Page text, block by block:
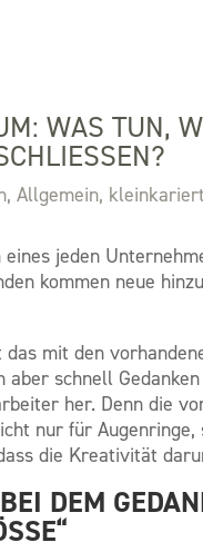
WAS TUN,
,Allgemein, kleinkariert
jeden
kommen neue
mit den
schnell
her. Denn die
nur für
die Kreativität
DEM